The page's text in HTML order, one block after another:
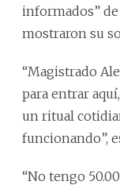
informados”
mostraron su
“Magistrado
para entrar
un ritual
funcionando”,
“No tengo